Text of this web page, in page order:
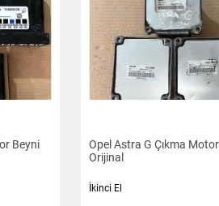
Beyni
Opel Astra G Çıkma
Orijinal
İkinci El